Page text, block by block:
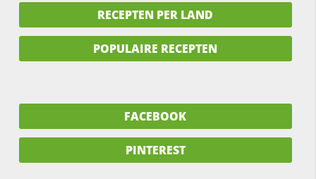
RECEPTEN PER LAND
POPULAIRE RECEPTEN
FACEBOOK
PINTEREST